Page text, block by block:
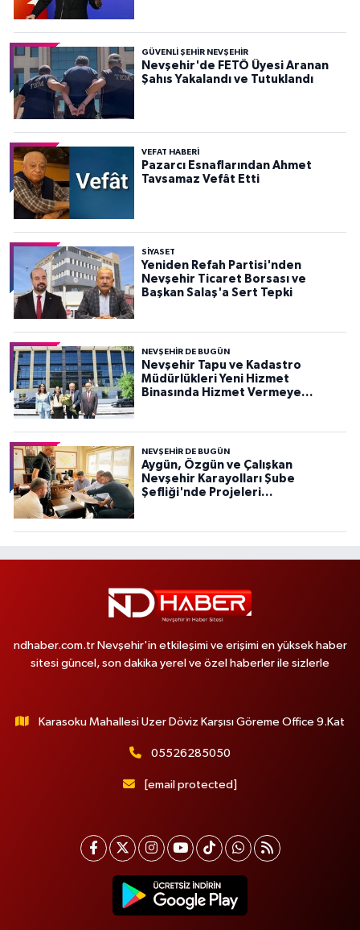
GÜVENLI ŞEHIR NEVŞEHIR
Nevşehir'de FETÖ Üyesi Aranan
Şahıs Yakalandı ve Tutuklandı
VEFAT HABERI
Pazarcı Esnaflarından Ahmet
Tavsamaz Vefât Etti
SIYASET
Yeniden Refah Partisi'nden
Nevşehir Ticaret Borsası ve
Başkan Salaş'a Sert Tepki
NEVŞEHIR DE BUGÜN
Nevşehir Tapu ve Kadastro
Müdürlükleri Yeni Hizmet
Binasında Hizmet Vermeye
NEVŞEHIR DE BUGÜN
Aygün, Özgün ve Çalışkan
Nevşehir Karayolları Şube
Şefliği'nde Projeleri
ndhaber.com.tr Nevşehir'in etkileşimi ve erişimi en yüksek haber
sitesi güncel, son dakika yerel ve özel haberler ile sizlerle
Karasoku Mahallesi Uzer Döviz Karşısı Göreme Office 9.Kat
05526285050
[email protected]